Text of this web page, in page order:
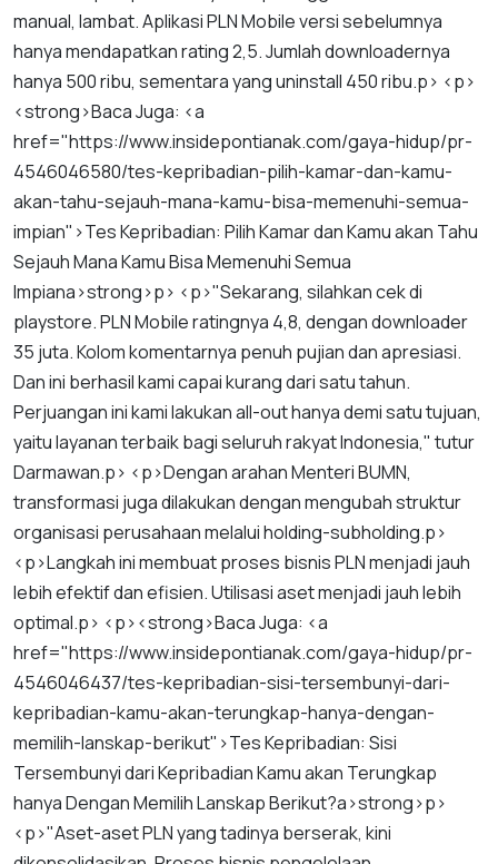
manual, lambat.AplikasiPLNMobileversisebelumnya
hanyamendapatkanrating2,5.Jumlahdownloadernya
hanya 500ribu, sementarayanguninstall 450ribu.p> <p>
<strong>BacaJuga: <a
href="https://www.insidepontianak.com/gaya-hidup/pr-
4546046580/tes-kepribadian-pilih-kamar-dan-kamu-
akan-tahu-sejauh-mana-kamu-bisa-memenuhi-semua-
impian">TesKepribadian: PilihKamardanKamuakan Tahu
SejauhManaKamuBisaMemenuhiSemua
Impiana>strong>p> <p>"Sekarang, silahkancekdi
playstore.PLNMobileratingnya 4,8, dengandownloader
35 juta.Kolomkomentarnya penuh pujiandanapresiasi.
Danini berhasilkamicapaikurangdarisatutahun.
Perjuanganinikamilakukanall-outhanyademisatutujuan,
yaitulayananterbaikbagiseluruhrakyatIndonesia," tutur
Darmawan.p> <p>DenganarahanMenteriBUMN,
transformasi jugadilakukandenganmengubahstruktur
organisasi perusahaanmelaluiholding-subholding.p>
<p>Langkahinimembuatproses bisnisPLNmenjadi jauh
lebihefektifdanefisien.Utilisasiasetmenjadi jauhlebih
optimal.p> <p><strong>BacaJuga: <a
href="https://www.insidepontianak.com/gaya-hidup/pr-
4546046437/tes-kepribadian-sisi-tersembunyi-dari-
kepribadian-kamu-akan-terungkap-hanya-dengan-
memilih-lanskap-berikut">TesKepribadian: Sisi
TersembunyidariKepribadianKamuakan Terungkap
hanyaDenganMemilihLanskapBerikut?a>strong>p>
<p>"Aset-asetPLNyangtadinya berserak, kini